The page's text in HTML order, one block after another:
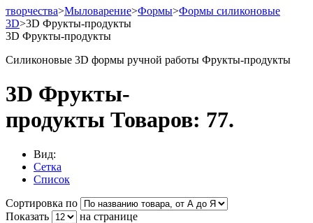
творчества>Мыловарение>Формы>Формы силиконовые
3D>3D Фрукты-продукты
3D Фрукты-продукты
Силиконовые 3D формы ручной работы Фрукты-продукты
3D Фрукты-
продукты Товаров: 77.
Вид:
Сетка
Список
Сортировка по
Показать
на странице